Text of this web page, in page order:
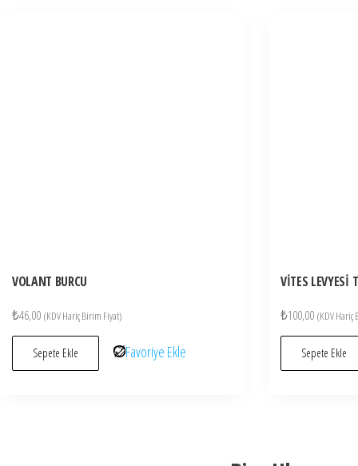
VOLANT BURCU
₺46,00 (KDV Hariç Birim Fiyat)
Sepete Ekle Favoriye Ekle
VİTES LEVYESİ
₺100,00 (KDV
Sepete Ekle